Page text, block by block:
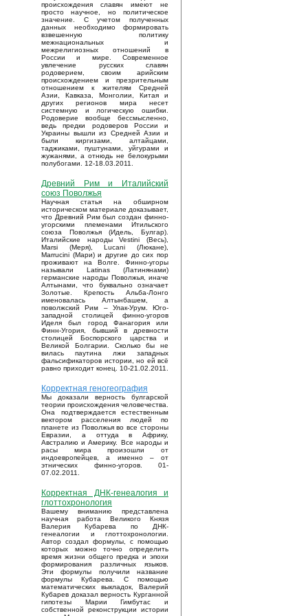
происхождения славян имеют не
просто научное, но политическое
значение. С учетом полученных
данных необходимо формировать
взвешенную политику
межнациональных и
межрелигиозных отношений в
России и мире. Современное
увлечение русских славян
родоверием, своим арийским
происхождением и презрительным
отношением к жителям Средней
Азии, Кавказа, Монголии, Китая и
других регионов мира несет
системную и логическую ошибки.
Родоверие вообще бессмысленно,
ведь предки родоверов России и
Украины вышли из Средней Азии и
были киргизами, алтайцами,
таджиками, пуштунами, уйгурами и
жужанями, а отнюдь не белокурыми
полубогами. 12-18.03.2011.
Древний Рим и Италийский
союз Поволжья
Научная статья на обширном
историческом материале доказывает,
что Древний Рим был создан финно-
угорскими племенами Итильского
союза Поволжья (Идель, Булгар).
Италийские народы Vestini (Весь),
Marsi (Меря), Lucani (Люкане),
Marrucini (Мари) и другие до сих пор
проживают на Волге. Финно-угоры
называли Latinas (Латинянами)
германские народы Поволжья, иначе
Алтынами, что буквально означает
Золотые. Крепость Альба-Лонго
именовалась Алтынбашем, а
поволжский Рим – Улак-Урум. Юго-
западной столицей финно-угоров
Иделя был город Фанагория или
Финн-Угория, бывший в древности
столицей Боспорского царства и
Великой Болгарии. Сколько бы не
вилась паутина лжи западных
фальсификаторов истории, но ей всё
равно приходит конец. 10-21.02.2011.
Корректная геногеография
Мы доказали верность булгарской
теории происхождения человечества.
Она подтверждается естественным
вектором расселения людей по
планете из Поволжья во все стороны
Евразии, а оттуда в Африку,
Австралию и Америку. Все народы и
расы мира произошли от
индоевропейцев, а именно – от
этнических финно-угоров. 01-
07.02.2011.
Корректная ДНК-генеалогия и
глоттохронология
Вашему вниманию представлена
научная работа Великого Князя
Валерия Кубарева по ДНК-
генеалогии и глоттохронологии.
Автор создал формулы, с помощью
которых можно точно определить
время жизни общего предка и эпохи
формирования различных языков.
Эти формулы получили название
формулы Кубарева. С помощью
математических выкладок, Валерий
Кубарев доказал верность Курганной
гипотезы Марии Гимбутас и
собственной реконструкции истории